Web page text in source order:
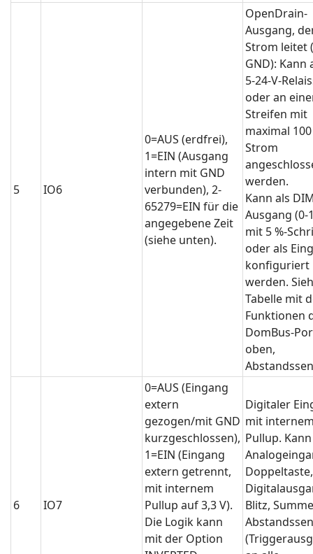
5 IO6
0=AUS (erdfrei),
1=EIN (Ausgang
intern mit GND
verbunden), 2-
65279=EIN für die
angegebene Zeit
(siehe unten).
OpenDrain-
Ausgang,
Strom leitet
GND): Kann
5-24-V-
oder an
Streifen mit
maximal
Strom
werden.
Kann als
Ausgang (0-
mit 5 %-
oder als
konfiguriert
werden.
Tabelle mit
Funktionen
DomBus-
oben,
6 IO7
0=AUS (Eingang
extern
gezogen/mit GND
kurzgeschlossen),
1=EIN (Eingang
extern getrennt,
mit internem
Pullup auf 3,3 V).
Die Logik kann
mit der Option
Digitaler
mit
Pullup.
Doppeltaste,
Blitz,